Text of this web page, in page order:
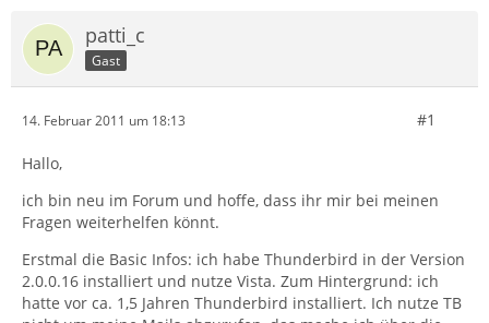
patti_c
Gast
14. Februar 2011 um 18:13 #1
Hallo,
ich bin neu im Forum und hoffe, dass ihr mir bei meinen
Fragen weiterhelfen könnt.
Erstmal die Basic Infos: ich habe Thunderbird in der Version
2.0.0.16 installiert und nutze Vista. Zum Hintergrund: ich
hatte vor ca. 1,5 Jahren Thunderbird installiert. Ich nutze TB